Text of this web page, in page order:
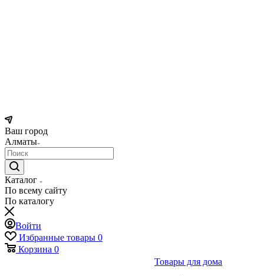
Ваш город
Алматы
Каталог
По всему сайту
По каталогу
Войти
Избранные товары 0
Корзина 0
Товары для дома